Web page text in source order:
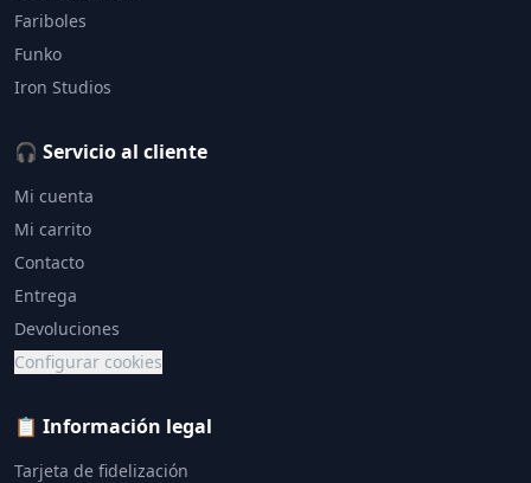
Fariboles
Funko
Iron Studios
🎧 Servicio al cliente
Mi cuenta
Mi carrito
Contacto
Entrega
Devoluciones
Configurar cookies
📋 Información legal
Tarjeta de fidelización